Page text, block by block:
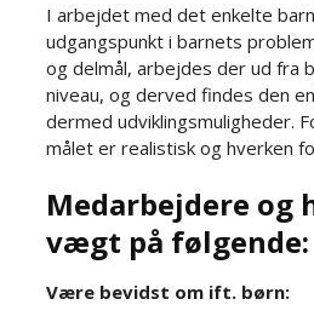
I arbejdet med det enkelte
udgangspunkt i barnets
og delmål, arbejdes der ud fra
niveau, og derved findes den
dermed udviklingsmuligheder.
målet er realistisk og hverken
Medarbejdere og
vægt på følgende:​​
Være bevidst om ift. børn:​